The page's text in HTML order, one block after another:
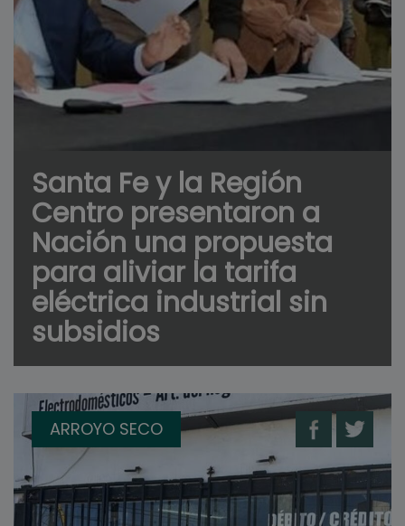
Santa Fe y la Región
Centro presentaron a
Nación una propuesta
para aliviar la tarifa
eléctrica industrial sin
subsidios
ARROYO SECO